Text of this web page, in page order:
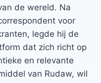
de wereld. Na
voor
legde hij de
dat zich richt op
en relevante
van Rudaw, wil